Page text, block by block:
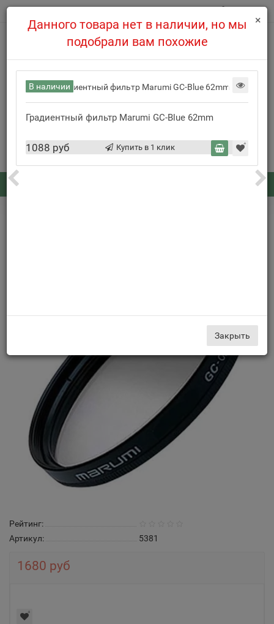
0
info@cifro-market.com
8(495)508-39-97
Заказать обратный звонок
Рейтинг:
Артикул:
5381
1680 руб
×
Данного товара нет в наличии, но мы
подобрали вам похожие
В наличии
Градиентный фильтр Marumi GC-Blue 62mm
1088 руб Купить в 1 клик
Закрыть